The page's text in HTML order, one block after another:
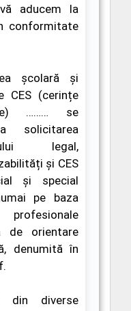
aducem la
conformitate
școlară și
CES (cerințe
……… se
solicitarea
legal,
și CES
și special
pe baza
de orientare
denumită în
din diverse